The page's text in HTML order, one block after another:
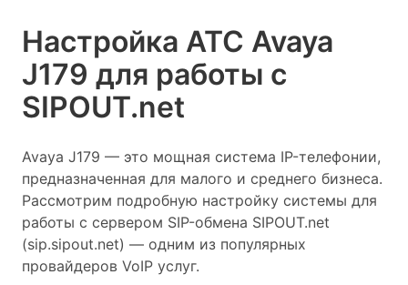
Настройка АТС Avaya
J179 для работы с
SIPOUT.net
Avaya J179 — это мощная система IP-телефонии,
предназначенная для малого и среднего бизнеса.
Рассмотрим подробную настройку системы для
работы с сервером SIP-обмена SIPOUT.net
(sip.sipout.net) — одним из популярных
провайдеров VoIP услуг.